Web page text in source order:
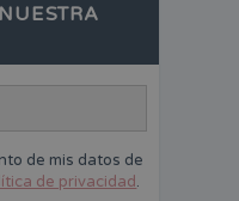
de mis datos de
de privacidad.